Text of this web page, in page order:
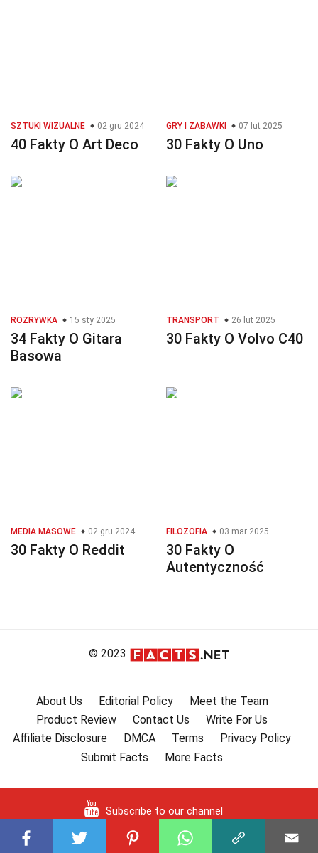
SZTUKI WIZUALNE 02 gru 2024
40 Fakty O Art Deco
GRY I ZABAWKI 07 lut 2025
30 Fakty O Uno
ROZRYWKA 15 sty 2025
34 Fakty O Gitara
Basowa
TRANSPORT 26 lut 2025
30 Fakty O Volvo C40
MEDIA MASOWE 02 gru 2024
30 Fakty O Reddit
FILOZOFIA 03 mar 2025
30 Fakty O
Autentyczność
© 2023
About Us Editorial Policy
Meet the Team
Product Review
Contact Us
Write For Us
Affiliate Disclosure
DMCA Terms
Privacy Policy
Submit Facts
More Facts
Subscribe to our channel